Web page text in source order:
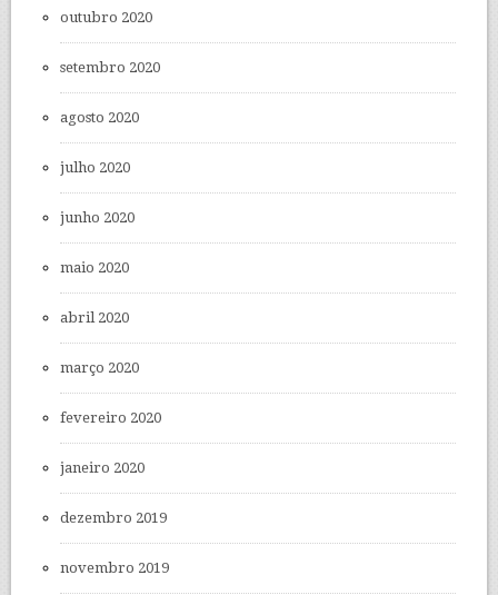
outubro 2020
setembro 2020
agosto 2020
julho 2020
junho 2020
maio 2020
abril 2020
março 2020
fevereiro 2020
janeiro 2020
dezembro 2019
novembro 2019